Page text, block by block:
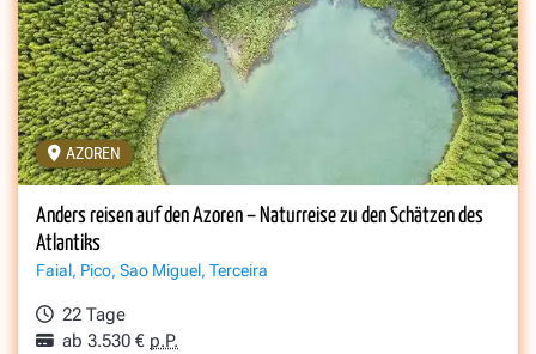
AZOREN
Anders reisen auf den Azoren – Naturreise zu den Schätzen des
Atlantiks
Faial, Pico, Sao Miguel, Terceira
22 Tage
ab 3.530 € p.P.